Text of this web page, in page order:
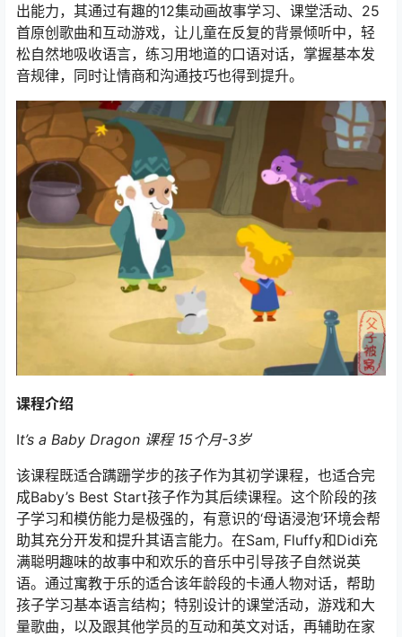
出能力，其通过有趣的12集动画故事学习、课堂活动、25
首原创歌曲和互动游戏，让儿童在反复的背景倾听中，轻
松自然地吸收语言，练习用地道的口语对话，掌握基本发
音规律，同时让情商和沟通技巧也得到提升。
课程介绍
It’s a Baby Dragon 课程 15个月-3岁
该课程既适合蹒跚学步的孩子作为其初学课程，也适合完
成Baby’s Best Start孩子作为其后续课程。这个阶段的孩
子学习和模仿能力是极强的，有意识的‘母语浸泡’环境会帮
助其充分开发和提升其语言能力。在Sam, Fluffy和Didi充
满聪明趣味的故事中和欢乐的音乐中引导孩子自然说英
语。通过寓教于乐的适合该年龄段的卡通人物对话，帮助
孩子学习基本语言结构；特别设计的课堂活动，游戏和大
量歌曲，以及跟其他学员的互动和英文对话，再辅助在家